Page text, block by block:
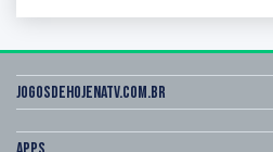
Jogosdehojenatv.com.br